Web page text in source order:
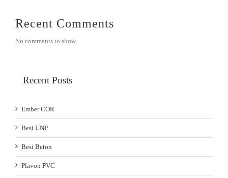
Recent Comments
No comments to show.
Recent Posts
Ember COR
Besi UNP
Besi Beton
Plavon PVC